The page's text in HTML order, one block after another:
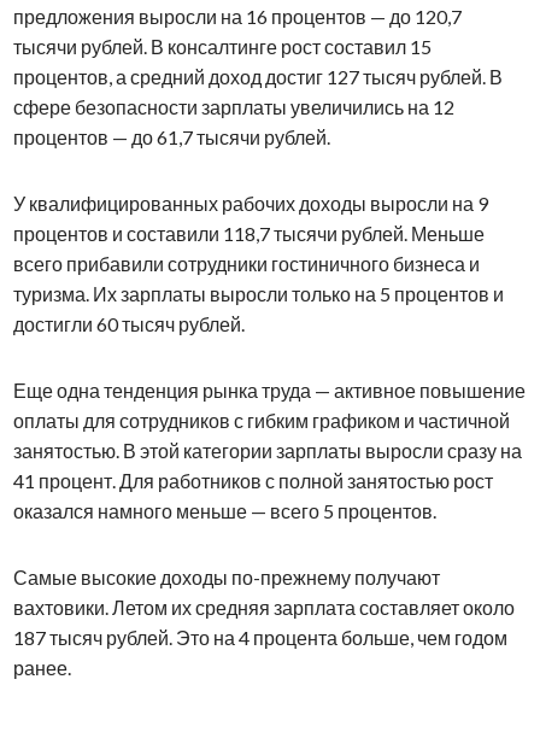
предложения выросли на 16 процентов — до 120,7
тысячи рублей. В консалтинге рост составил 15
процентов, а средний доход достиг 127 тысяч рублей. В
сфере безопасности зарплаты увеличились на 12
процентов — до 61,7 тысячи рублей.
У квалифицированных рабочих доходы выросли на 9
процентов и составили 118,7 тысячи рублей. Меньше
всего прибавили сотрудники гостиничного бизнеса и
туризма. Их зарплаты выросли только на 5 процентов и
достигли 60 тысяч рублей.
Еще одна тенденция рынка труда — активное повышение
оплаты для сотрудников с гибким графиком и частичной
занятостью. В этой категории зарплаты выросли сразу на
41 процент. Для работников с полной занятостью рост
оказался намного меньше — всего 5 процентов.
Самые высокие доходы по-прежнему получают
вахтовики. Летом их средняя зарплата составляет около
187 тысяч рублей. Это на 4 процента больше, чем годом
ранее.